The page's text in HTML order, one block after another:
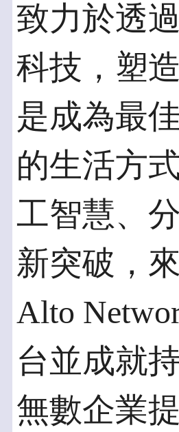
致力於透
科技，塑
是成為最
的生活方
工智慧、
新突破，
Alto
台並成就
無數企業